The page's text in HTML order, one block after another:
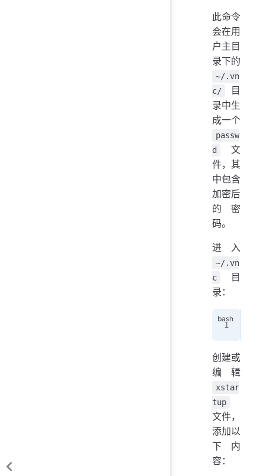
此命令
会在用
户主目
录下的
~/.vn
c/
目
录中生
成一个
passw
d
文
件，其
中包含
加密后
的密
码。
进入
~/.vn
c
目
录：
创建或
编辑
xstar
tup
文件，
添加以
下内
容：